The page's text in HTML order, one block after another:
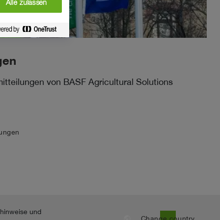
von BASF Agricultural Solutions
und
Alle zulassen